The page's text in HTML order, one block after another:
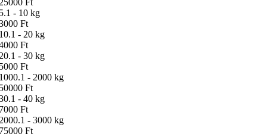
Ft
- 10 kg
Ft
- 20 kg
Ft
- 30 kg
Ft
- 2000 kg
Ft
- 40 kg
Ft
- 3000 kg
Ft